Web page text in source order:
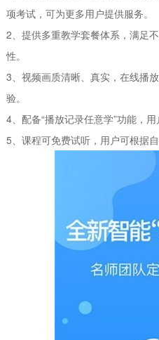
项考试，可为更多用户提供服务。
2、提供多重教学套餐体系，满足
性。
3、视频画质清晰、真实，在线播
验。
4、配备“播放记录任意学”功能，
5、课程可免费试听，用户可根据